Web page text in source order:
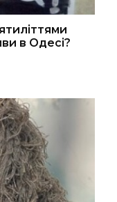
в Одесі?